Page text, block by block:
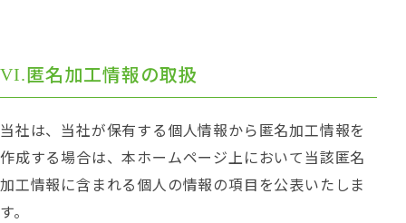
匿名加工情報の取扱
当社は、当社が保有する個人情報から匿名加工情報を
作成する場合は、本ホームページ上において当該匿名
加工情報に含まれる個人の情報の項目を公表いたしま
す。